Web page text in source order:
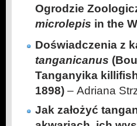
Ogrodzie
microlepis in the
Doświadczenia z
tanganicanus
Tanganyika
1898) – Adriana
Jak założyć